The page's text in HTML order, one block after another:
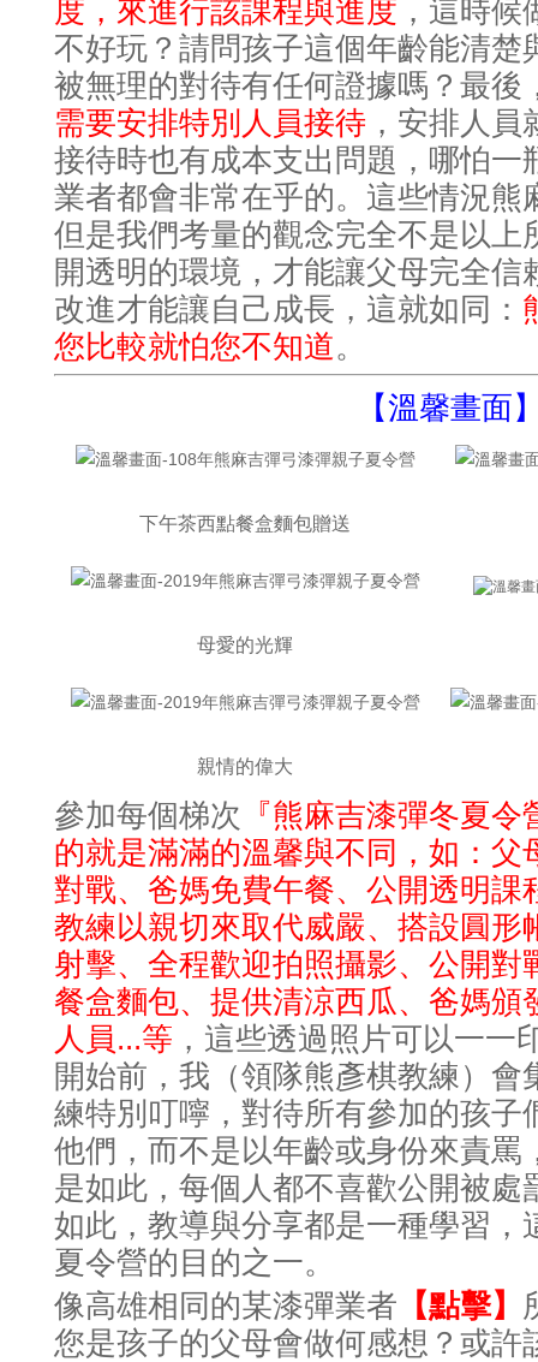
度，來進行該課程與進度 ，這時
不好玩？請問孩子這個年齡能清楚
被無理的對待有任何證據嗎？最後
需要安排特別人員接待 ，安排人
接待時也有成本支出問題，哪怕一
業者都會非常在乎的。這些情況熊
但是我們考量的觀念完全不是以上
開透明的環境，才能讓父母完全信
改進才能讓自己成長，這就如同：
您比較就怕您不知道。
【溫馨畫面
下午茶西點餐盒麵包贈送
母愛的光輝
親情的偉大
參加每個梯次 『熊麻吉漆彈冬夏
的就是滿滿的溫馨與不同 ， 如 ： 父
對戰、 爸媽免費午餐、 公開透明課
教練以親切來取代威嚴、 搭設圓形
射擊、 全程歡迎拍照攝影、 公開對
餐盒麵包、 提供清涼西瓜、 爸媽頒
人員...等 ， 這些透過照片可以一一
開始前 ， 我（領隊熊彥棋教練）會
練特別叮嚀 ， 對待所有參加的孩子
他們，而不是以年齡或身份來責罵
是如此 ， 每個人都不喜歡公開被處
如此 ， 教導與分享都是一種學習 ，
夏令營的目的之一。
像高雄相同的某漆彈業者 【點擊】
您是孩子的父母會做何感想 ？或許